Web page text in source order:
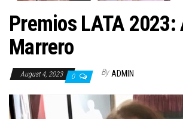
Premios LATA 2023:
Marrero
August 4, 2023 0 By ADMIN